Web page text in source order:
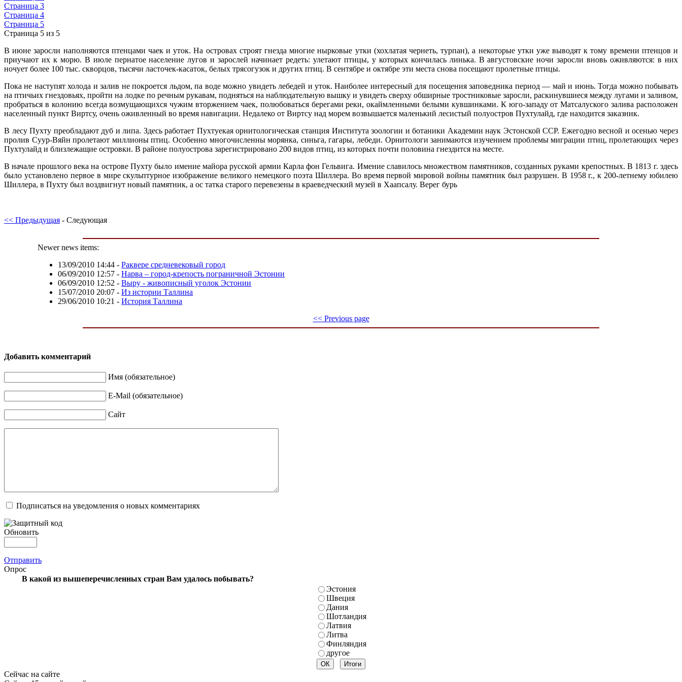
Страница 3
Страница 4
Страница 5
Страница 5 из 5
В июне заросли наполняются птенцами чаек и уток. На островах строят гнезда многие нырковые утки (хохлатая чернеть, турпан), а некоторые утки уже выводят к тому времени птенцов и
приучают их к морю. В июле пернатое население лугов и зарослей начинает редеть: улетают птицы, у которых кончилась линька. В августовские ночи заросли вновь оживляются: в них
ночует более 100 тыс. скворцов, тысячи ласточек-касаток, белых трясогузок и других птиц. В сентябре и октябре эти места снова посещают пролетные птицы.
Пока не наступят холода и залив не покроется льдом, па воде можно увидеть лебедей и уток. Наиболее интересный для посещения заповедника период — май и июнь. Тогда можно побывать
на птичьих гнездовьях, пройти на лодке по речным рукавам, подняться на наблюдательную вышку и увидеть сверху обширные тростниковые заросли, раскинувшиеся между лугами и заливом,
пробраться в колонию всегда возмущающихся чужим вторжением чаек, полюбоваться берегами реки, окаймленными белыми кувшинками. К юго-западу от Матсалуского залива расположен
населенный пункт Виртсу, очень оживленный во время навигации. Недалеко от Виртсу над морем возвышается маленький лесистый полуостров Пухтулайд, где находится заказник.
В лесу Пухту преобладают дуб и липа. Здесь работает Пухтуекая орнитологическая станция Института зоологии и ботаники Академии наук Эстонской ССР. Ежегодно весной и осенью через
пролив Суур-Вяйн пролетают миллионы птиц. Особенно многочисленны морянка, синьга, гагары, лебеди. Орнитологи занимаются изучением проблемы миграции птиц, пролетающих через
Пухтулайд и близлежащие островки. В районе полуострова зарегистрировано 200 видов птиц, из которых почти половина гнездится на месте.
В начале прошлого века на острове Пухту было имение майора русской армии Карла фон Гельвига. Имение славилось множеством памятников, созданных руками крепостных. В 1813 г. здесь
было установлено первое в мире скульптурное изображение великого немецкого поэта Шиллера. Во время первой мировой войны памятник был разрушен. В 1958 г., к 200-летнему юбилею
Шиллера, в Пухту был воздвигнут новый памятник, а ос татка старого перевезены в краеведческий музей в Хаапсалу. Верег бурь
<< Предыдущая - Следующая
Newer news items:
13/09/2010 14:44 -Раквере средневековый город
06/09/2010 12:57 -Нарва – город-крепость пограничной Эстонии
06/09/2010 12:52 -Выру - живописный уголок Эстонии
15/07/2010 20:07 -Из истории Таллина
29/06/2010 10:21 -История Таллина
<< Previous page
Добавить комментарий
Имя (обязательное)
E-Mail (обязательное)
Сайт
Подписаться на уведомления о новых комментариях
Обновить
Отправить
Опрос
В какой из вышеперечисленных стран Вам удалось побывать?
Эстония
Швеция
Дания
Шотландия
Латвия
Литва
Финляндия
другое
Сейчас на сайте